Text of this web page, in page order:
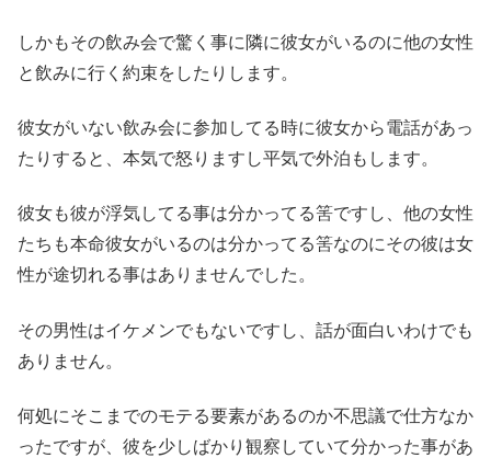
しかもその飲み会で驚く事に隣に彼女がいるのに他の女性
と飲みに行く約束をしたりします。
彼女がいない飲み会に参加してる時に彼女から電話があっ
たりすると、本気で怒りますし平気で外泊もします。
彼女も彼が浮気してる事は分かってる筈ですし、他の女性
たちも本命彼女がいるのは分かってる筈なのにその彼は女
性が途切れる事はありませんでした。
その男性はイケメンでもないですし、話が面白いわけでも
ありません。
何処にそこまでのモテる要素があるのか不思議で仕方なか
ったですが、彼を少しばかり観察していて分かった事があ